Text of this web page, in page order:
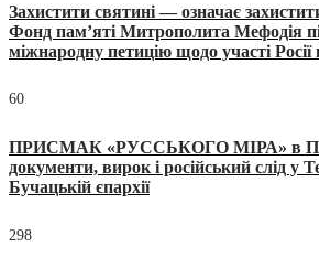
Захистити святині — означає
Фонд пам’яті Митрополита Мефодія
міжнародну петицію щодо участі
60
ПРИСМАК «РУССЬКОГО МІРА» в
документи, вирок і російський слід у
Бучацькій єпархії
298